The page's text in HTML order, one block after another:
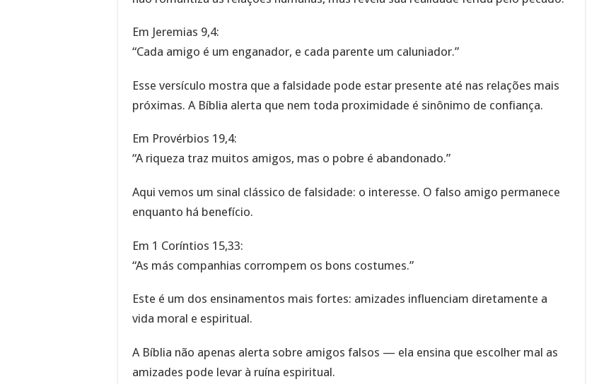
Em Jeremias 9,4:
“Cada amigo é um enganador, e cada parente um caluniador.”
Esse versículo mostra que a falsidade pode estar presente até nas relações mais
próximas. A Bíblia alerta que nem toda proximidade é sinônimo de confiança.
Em Provérbios 19,4:
“A riqueza traz muitos amigos, mas o pobre é abandonado.”
Aqui vemos um sinal clássico de falsidade: o interesse. O falso amigo permanece
enquanto há benefício.
Em 1 Coríntios 15,33:
“As más companhias corrompem os bons costumes.”
Este é um dos ensinamentos mais fortes: amizades influenciam diretamente a
vida moral e espiritual.
A Bíblia não apenas alerta sobre amigos falsos — ela ensina que escolher mal as
amizades pode levar à ruína espiritual.